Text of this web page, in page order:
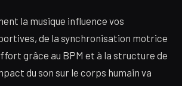
la musique influence vos
de la synchronisation motrice
grâce au BPM et à la structure de
du son sur le corps humain va